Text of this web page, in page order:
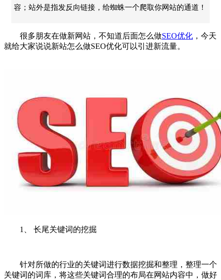
容；站外是指发反向链接，给蜘蛛一个爬取你网站的通道！
很多朋友在做新网站，不知道后面怎么做SEO优化 ，今天
就给大家说说新站怎么做SEO优化可以引进新流量。
1、 长尾关键词的挖掘
针对所做的行业的关键词进行数据挖掘和整理，整理一个
关键词的词库，将这些关键词合理的布局在网站内容中，做好